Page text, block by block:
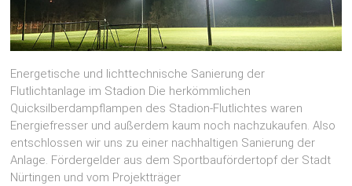
Energetische und lichttechnische Sanierung der
Flutlichtanlage im Stadion Die herkömmlichen
Quicksilberdampflampen des Stadion-Flutlichtes waren
Energiefresser und außerdem kaum noch nachzukaufen. Also
entschlossen wir uns zu einer nachhaltigen Sanierung der
Anlage. Fördergelder aus dem Sportbaufördertopf der Stadt
Nürtingen und vom Projektträger